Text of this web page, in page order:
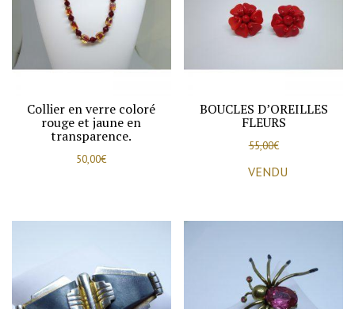
1930-
40.
Collier en verre coloré
rouge et jaune en
transparence.
50,00€
BOUCLES D’OREILLES
FLEURS
55,00€
VENDU